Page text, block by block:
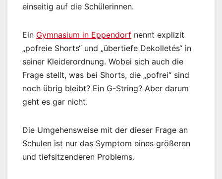
einseitig auf die Schülerinnen.
Ein Gymnasium in Eppendorf nennt explizit
„pofreie Shorts“ und „übertiefe Dekolletés“ in
seiner Kleiderordnung. Wobei sich auch die
Frage stellt, was bei Shorts, die „pofrei“ sind
noch übrig bleibt? Ein G-String? Aber darum
geht es gar nicht.
Die Umgehensweise mit der dieser Frage an
Schulen ist nur das Symptom eines größeren
und tiefsitzenderen Problems.